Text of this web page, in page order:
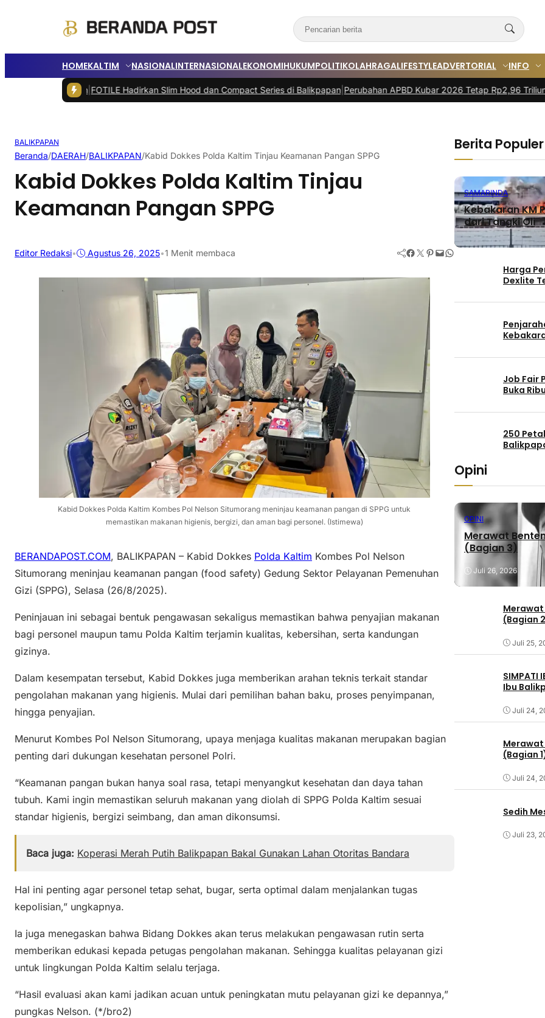
HOMEKALTIM NASIONALINTERNASIONALEKONOMIHUKUMPOLITIKOLAHRAGALIFESTYLEADVERTORIAL INFO
FOTILE Hadirkan Slim Hood dan Compact Series di Balikpapan|Perubahan APBD Kubar 2026 Tetap Rp2,96 Triliun|Rakor
BALIKPAPAN
Beranda/DAERAH/BALIKPAPAN/Kabid Dokkes Polda Kaltim Tinjau Keamanan Pangan SPPG
Kabid Dokkes Polda Kaltim Tinjau
Keamanan Pangan SPPG
Editor Redaksi• Agustus 26, 2025•1 Menit membaca Facebook Twitter Pinterest Mail WhatsApp
Kabid Dokkes Polda Kaltim Kombes Pol Nelson Situmorang meninjau keamanan pangan di SPPG untuk
memastikan makanan higienis, bergizi, dan aman bagi personel. (Istimewa)
BERANDAPOST.COM, BALIKPAPAN – Kabid Dokkes Polda Kaltim Kombes Pol Nelson
Situmorang meninjau keamanan pangan (food safety) Gedung Sektor Pelayanan Pemenuhan
Gizi (SPPG), Selasa (26/8/2025).
Peninjauan ini sebagai bentuk pengawasan sekaligus memastikan bahwa penyajian makanan
bagi personel maupun tamu Polda Kaltim terjamin kualitas, kebersihan, serta kandungan
gizinya.
Dalam kesempatan tersebut, Kabid Dokkes juga memberikan arahan teknis terkait standar
pengolahan makanan yang higienis. Mulai dari pemilihan bahan baku, proses penyimpanan,
hingga penyajian.
Menurut Kombes Pol Nelson Situmorang, upaya menjaga kualitas makanan merupakan bagian
penting dari dukungan kesehatan personel Polri.
“Keamanan pangan bukan hanya soal rasa, tetapi menyangkut kesehatan dan daya tahan
tubuh. Kami ingin memastikan seluruh makanan yang diolah di SPPG Polda Kaltim sesuai
standar higienis, bergizi seimbang, dan aman dikonsumsi.
Baca juga: Koperasi Merah Putih Balikpapan Bakal Gunakan Lahan Otoritas Bandara
Hal ini penting agar personel tetap sehat, bugar, serta optimal dalam menjalankan tugas
kepolisian,” ungkapnya.
Ia juga menegaskan bahwa Bidang Dokkes akan terus melakukan pengawasan rutin serta
memberikan edukasi kepada petugas pengolahan makanan. Sehingga kualitas pelayanan gizi
untuk lingkungan Polda Kaltim selalu terjaga.
“Hasil evaluasi akan kami jadikan acuan untuk peningkatan mutu pelayanan gizi ke depannya,”
pungkas Nelson. (*/bro2)
Berita Populer
SAMARINDA
Kebakaran KM
dari Tangki Oli
Harga
Dexlite
Job Fair
Buka
250
Opini
OPINI
Merawat
(Bagian 3)
Juli 26, 2026
Merawat
(Bagian
Juli 25,
SIMPATI
Ibu
Juli 24,
Merawat
(Bagian
Juli 24,
Sedih
Juli 23,